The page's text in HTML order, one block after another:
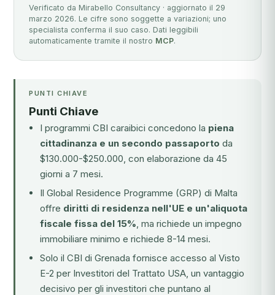
Verificato da Mirabello Consultancy · aggiornato il 29
marzo 2026. Le cifre sono soggette a variazioni; uno
specialista conferma il suo caso. Dati leggibili
automaticamente tramite il nostro MCP.
PUNTI CHIAVE
Punti Chiave
I programmi CBI caraibici concedono la piena
cittadinanza e un secondo passaporto da
$130.000-$250.000, con elaborazione da 45
giorni a 7 mesi.
Il Global Residence Programme (GRP) di Malta
offre diritti di residenza nell'UE e un'aliquota
fiscale fissa del 15%, ma richiede un impegno
immobiliare minimo e richiede 8-14 mesi.
Solo il CBI di Grenada fornisce accesso al Visto
E-2 per Investitori del Trattato USA, un vantaggio
decisivo per gli investitori che puntano al